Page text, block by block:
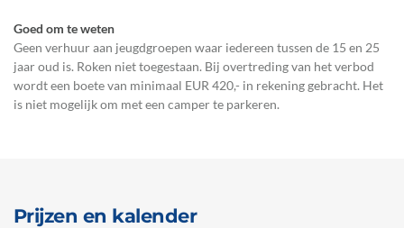
Goed om te weten
Geen verhuur aan jeugdgroepen waar iedereen tussen de 15 en 25
jaar oud is. Roken niet toegestaan. Bij overtreding van het verbod
wordt een boete van minimaal EUR 420,- in rekening gebracht. Het
is niet mogelijk om met een camper te parkeren.
Prijzen en kalender